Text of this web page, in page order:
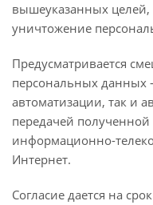
вышеуказанных
уничтожение
Предусматривается
персональных данных
автоматизации, так и
передачей
информационно-
Интернет.
Согласие дается на